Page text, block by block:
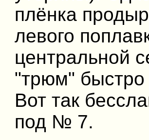
плёнка
левого
центральной
"трюм" быстро
Вот так
под № 7.